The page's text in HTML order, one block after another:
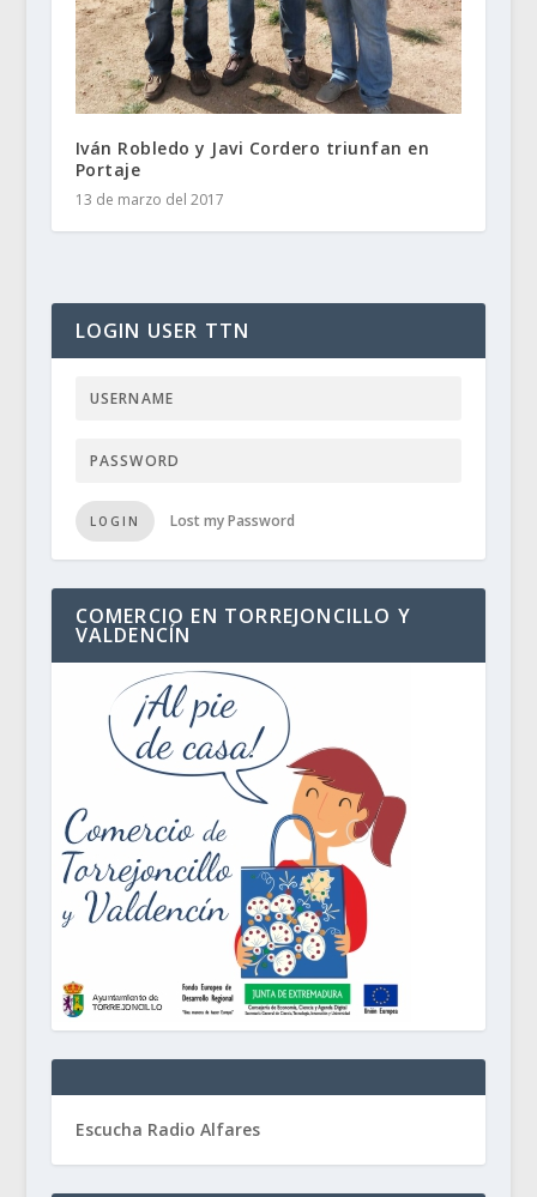
Iván Robledo y Javi Cordero triunfan en
Portaje
13 de marzo del 2017
LOGIN USER TTN
LOGIN Lost my Password
COMERCIO EN TORREJONCILLO Y
VALDENCÍN
Escucha Radio Alfares